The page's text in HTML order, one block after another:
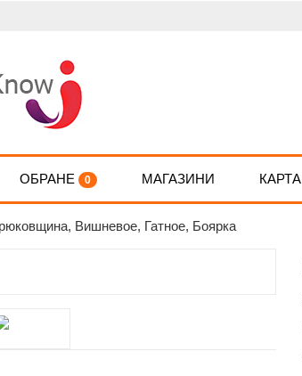
ОБРАНЕ 0 МАГАЗИНИ КАРТА
Вишневое, Гатное, Боярка